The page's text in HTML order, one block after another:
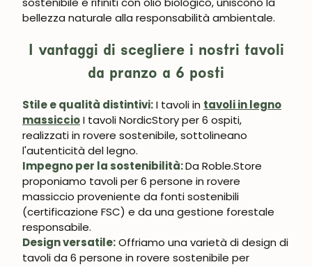
bellezza naturale alla responsabilità ambientale.
I vantaggi di scegliere i nostri tavoli
da pranzo a 6 posti
Stile e qualità distintivi:I tavoli in tavoli in legno
massiccioI tavoli NordicStory per 6 ospiti,
realizzati in rovere sostenibile, sottolineano
l'autenticità del legno.
Impegno per la sostenibilità:Da Roble.Store
proponiamo tavoli per 6 persone in rovere
massiccio proveniente da fonti sostenibili
(certificazione FSC) e da una gestione forestale
responsabile.
Design versatile:Offriamo una varietà di design di
tavoli da 6 persone in rovere sostenibile per